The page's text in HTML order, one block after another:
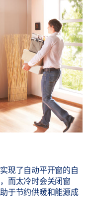
现了自动平开窗的自
而太冷时会关闭窗
于节约供暖和能源成